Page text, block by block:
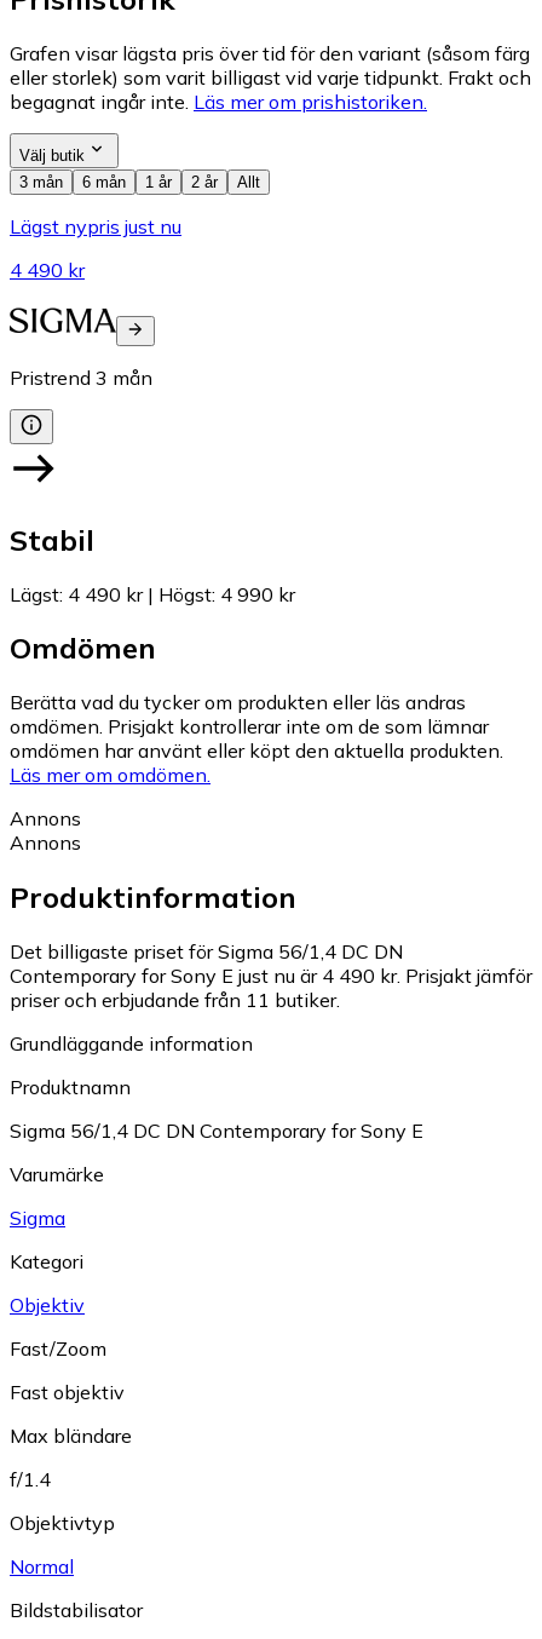
Grafen visar lägsta pris över tid för den variant (såsom färg
eller storlek) som varit billigast vid varje tidpunkt. Frakt och
begagnat ingår inte. Läs mer om prishistoriken.
Välj butik
3 mån
6 mån 1 år 2 år Allt
Lägst nypris just nu
4 490 kr
Pristrend 3 mån
Stabil
Lägst: 4 490 kr| Högst: 4 990 kr
Omdömen
Berätta vad du tycker om produkten eller läs andras
omdömen. Prisjakt kontrollerar inte om de som lämnar
omdömen har använt eller köpt den aktuella produkten.
Läs mer om omdömen.
Annons
Annons
Produktinformation
Det billigaste priset för Sigma 56/1,4 DC DN
Contemporary for Sony E just nu är 4 490 kr. Prisjakt jämför
priser och erbjudande från 11 butiker.
Grundläggande information
Produktnamn
Sigma 56/1,4 DC DN Contemporary for Sony E
Varumärke
Sigma
Kategori
Objektiv
Fast/Zoom
Fast objektiv
Max bländare
f/1.4
Objektivtyp
Normal
Bildstabilisator